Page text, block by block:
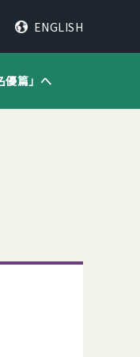
ENGLISH
優篇」へ